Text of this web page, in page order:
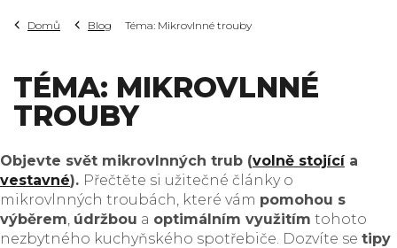
Domů Blog Téma: Mikrovlnné trouby
TÉMA: MIKROVLNNÉ
TROUBY
Objevte svět mikrovlnných trub (volně stojícía
vestavné). Přečtěte si užitečné články o
mikrovlnných troubách, které vám pomohou s
výběrem, údržbou a optimálním využitím tohoto
nezbytného kuchyňského spotřebiče. Dozvíte se tipy